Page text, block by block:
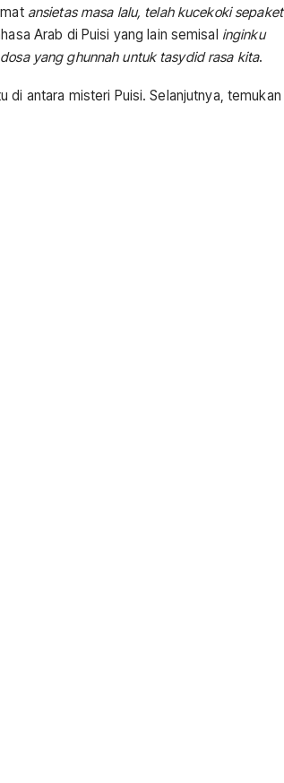
ansietas masa lalu, telah kucekoki sepaket
Arab di Puisi yang lain semisal inginku
yang ghunnah untuk tasydid rasa kita.
di antara misteri Puisi. Selanjutnya, temukan